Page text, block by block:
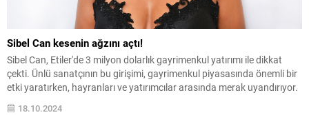
Sibel Can kesenin ağzını açtı!
Sibel Can, Etiler'de 3 milyon dolarlık gayrimenkul yatırımı ile dikkat
çekti. Ünlü sanatçının bu girişimi, gayrimenkul piyasasında önemli bir
etki yaratırken, hayranları ve yatırımcılar arasında merak uyandırıyor.
18.10.2024